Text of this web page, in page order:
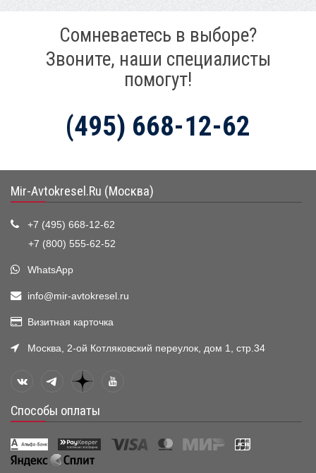
Сомневаетесь в выборе?
Звоните, наши специалисты
помогут!
(495) 668-12-62
Mir-Avtokresel.Ru (Москва)
+7 (495) 668-12-62
+7 (800) 555-62-52
WhatsApp
info@mir-avtokresel.ru
Визитная карточка
Москва, 2-ой Котляковский переулок, дом 1, стр.34
Способы оплаты